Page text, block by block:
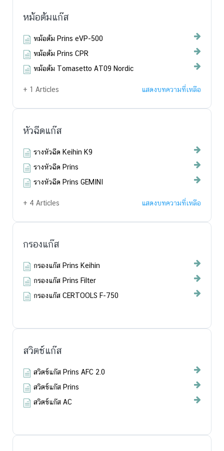
หม้อต้มแก๊ส
หม้อต้ม Prins eVP-500
หม้อต้ม Prins CPR
หม้อต้ม Tomasetto AT09 Nordic
+ 1 Articles แสดงบทความที่เหลือ
หัวฉีดแก๊ส
รางหัวฉีด Keihin K9
รางหัวฉีด Prins
รางหัวฉีด Prins GEMINI
+ 4 Articles แสดงบทความที่เหลือ
กรองแก๊ส
กรองแก๊ส Prins Keihin
กรองแก๊ส Prins Filter
กรองแก๊ส CERTOOLS F-750
สวิตช์แก๊ส
สวิตช์แก๊ส Prins AFC 2.0
สวิตช์แก๊ส Prins
สวิตช์แก๊ส AC